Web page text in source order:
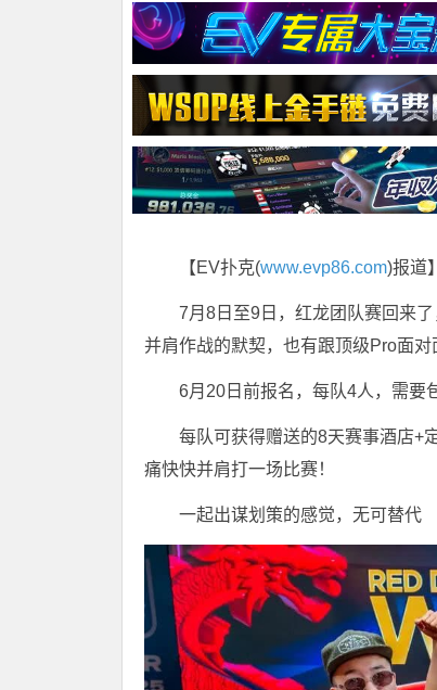
【EV扑克(www.evp86.com)报道】
7月8日至9日，红龙团队赛回来
并肩作战的默契，也有跟顶级Pro面对
6月20日前报名，每队4人，需要
每队可获得赠送的8天赛事酒店+
痛快快并肩打一场比赛！
一起出谋划策的感觉，无可替代